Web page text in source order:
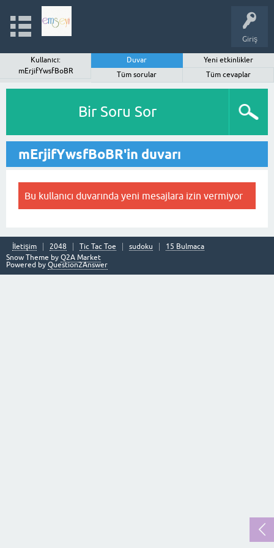
Giriş
Kullanıcı:
mErjifYwsfBoBR
Duvar
Yeni etkinlikler
Tüm sorular
Tüm cevaplar
Bir Soru Sor
mErjifYwsfBoBR'in duvarı
Bu kullanıcı duvarında yeni mesajlara izin vermiyor
İletişim 2048 Tic Tac Toe sudoku
15 Bulmaca
Snow Theme by Q2A Market
Powered by Question2Answer